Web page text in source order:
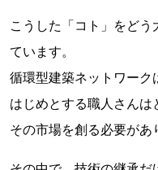
こうした「コト」をどう
ています。
循環型建築ネットワーク
はじめとする職人さんは
その市場を創る必要があ